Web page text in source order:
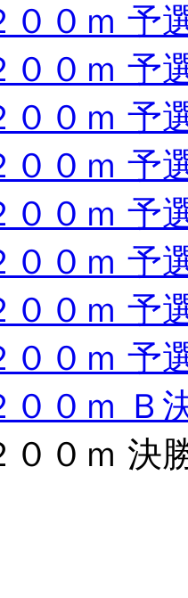
００ｍ 予
００ｍ 予
００ｍ 予
００ｍ 予
００ｍ 予
００ｍ 予
００ｍ 予
００ｍ 予
００ｍ Ｂ
００ｍ 決